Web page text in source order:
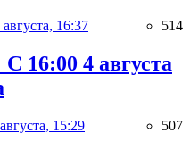
августа, 16:37 514
16:00 4 августа
15:29 507